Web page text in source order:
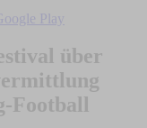
über
Football